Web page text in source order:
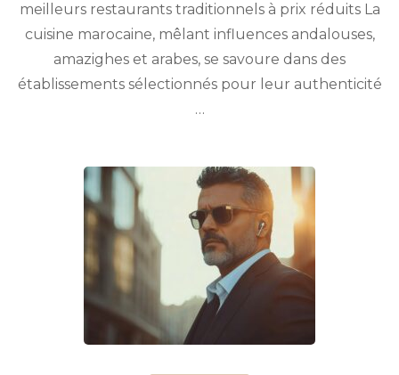
meilleurs restaurants traditionnels à prix réduits La
cuisine marocaine, mêlant influences andalouses,
amazighes et arabes, se savoure dans des
établissements sélectionnés pour leur authenticité
…